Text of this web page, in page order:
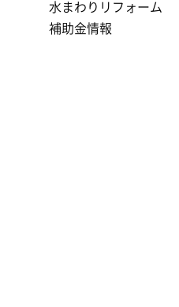
水まわりリフォーム
補助金情報